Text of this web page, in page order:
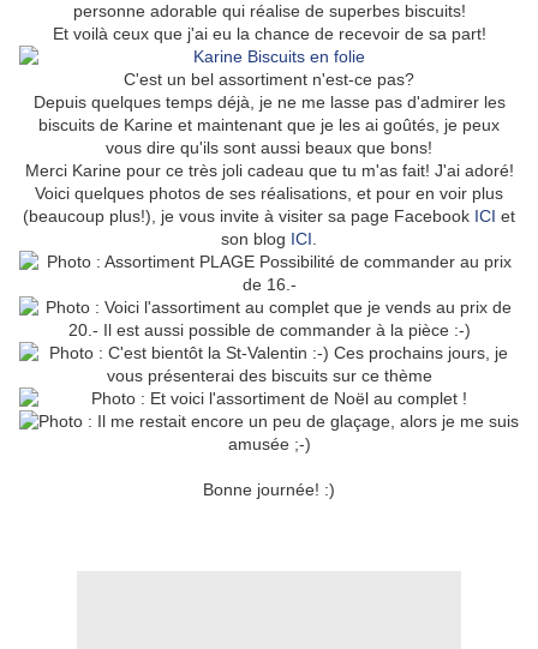
personne adorable qui réalise de superbes biscuits!
Et voilà ceux que j'ai eu la chance de recevoir de sa part!
C'est un bel assortiment n'est-ce pas?
Depuis quelques temps déjà, je ne me lasse pas d'admirer les
biscuits de Karine et maintenant que je les ai goûtés, je peux
vous dire qu'ils sont aussi beaux que bons!
Merci Karine pour ce très joli cadeau que tu m'as fait! J'ai adoré!
Voici quelques photos de ses réalisations, et pour en voir plus
(beaucoup plus!), je vous invite à visiter sa page Facebook ICI et
son blog ICI
Bonne journée! :)